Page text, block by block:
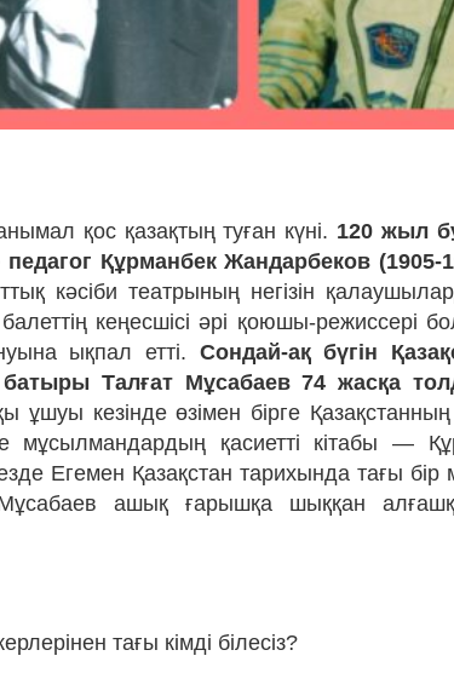
қос қазақтың туған күні. 120 жыл
Құрманбек Жандарбеков (1905-
кәсіби театрының негізін
кеңесшісі әрі қоюшы-режиссері
ықпал етті. Сондай-ақ бүгін
батыры Талғат Мұсабаев 74 жасқа
ұшуы кезінде өзімен бірге
мұсылмандардың қасиетті кітабы —
Егемен Қазақстан тарихында тағы
ашық ғарышқа шыққан
тағы кімді білесіз?